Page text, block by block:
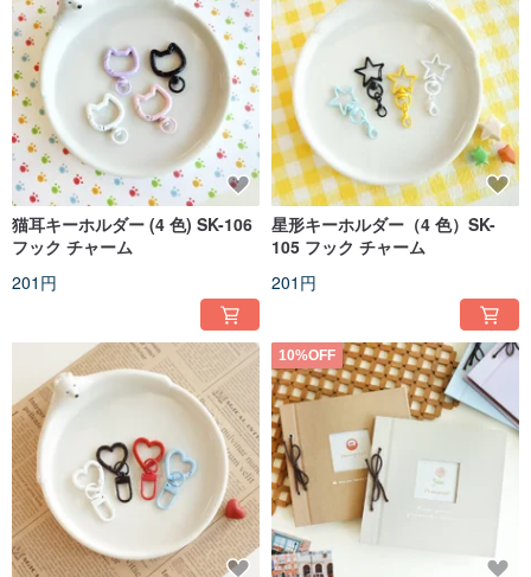
猫耳キーホルダー (4 色) SK-106
フック チャーム
201円
星形キーホルダー（4 色）SK-
105 フック チャーム
201円
10%OFF